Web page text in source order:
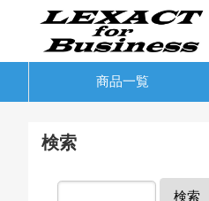
商品一覧
検索
検索